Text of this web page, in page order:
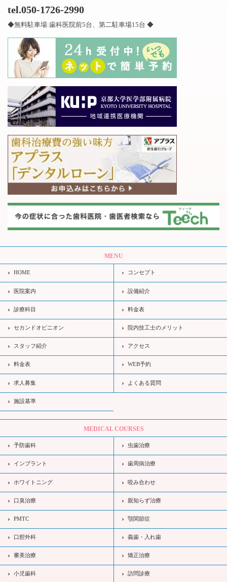
tel.050-1726-2990
◆無料駐車場:歯科医院前5台、第二駐車場15台 ◆
MENU
HOME コンセプト
医院案内 設備紹介
診療科目 料金表
セカンドオピニオン 院内技工士のメリット
スタッフ紹介 アクセス
料金表 WEB予約
求人募集 よくある質問
施設基準
MEDICAL COURSES
予防歯科 虫歯治療
インプラント 歯周病治療
ホワイトニング 咬み合わせ
口臭治療 親知らず治療
PMTC 顎関節症
口腔外科 義歯・入れ歯
審美治療 矯正治療
小児歯科 訪問診療